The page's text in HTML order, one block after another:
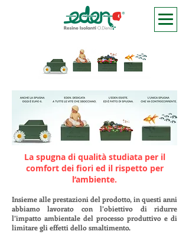
La spugna di qualità studiata per il
comfort dei fiori ed il rispetto per
l’ambiente.
Insieme alle prestazioni del prodotto, in questi anni
abbiamo lavorato con l’obiettivo di ridurre
l’impatto ambientale del processo produttivo e di
limitare gli effetti dello smaltimento.